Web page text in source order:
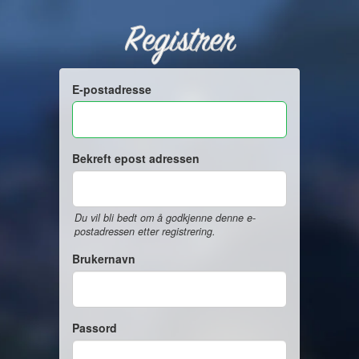
Registrer
E-postadresse
Bekreft epost adressen
Du vil bli bedt om å godkjenne denne e-
postadressen etter registrering.
Brukernavn
Passord